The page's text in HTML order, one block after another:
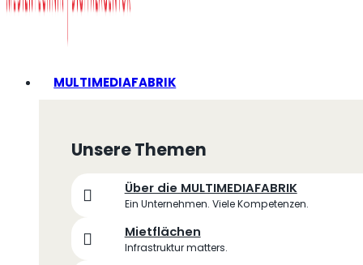
MULTIMEDIAFABRIK
Unsere Themen
Über die MULTIMEDIAFABRIK
Ein Unternehmen. Viele Kompetenzen.
Mietflächen
Infrastruktur matters.